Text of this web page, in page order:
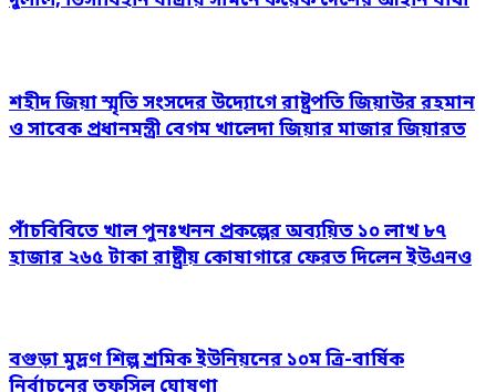
শহীদ জিয়া স্মৃতি সংসদের উদ্যোগে রাষ্ট্রপতি জিয়াউর রহমান
ও সাবেক প্রধানমন্ত্রী বেগম খালেদা জিয়ার মাজার জিয়ারত
পাঁচবিবিতে খাল পুনঃখনন প্রকল্পের অব্যয়িত ১০ লাখ ৮৭
হাজার ২৬৫ টাকা রাষ্ট্রীয় কোষাগারে ফেরত দিলেন ইউএনও
বগুড়া মুদ্রণ শিল্প শ্রমিক ইউনিয়নের ১০ম ত্রি-বার্ষিক